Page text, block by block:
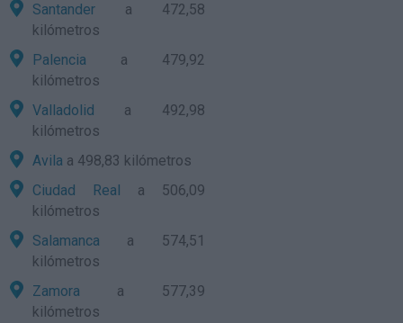
Santander a 472,58
kilómetros
Palencia a 479,92
kilómetros
Valladolid a 492,98
kilómetros
Avila a 498,83 kilómetros
Ciudad Real a 506,09
kilómetros
Salamanca a 574,51
kilómetros
Zamora a 577,39
kilómetros